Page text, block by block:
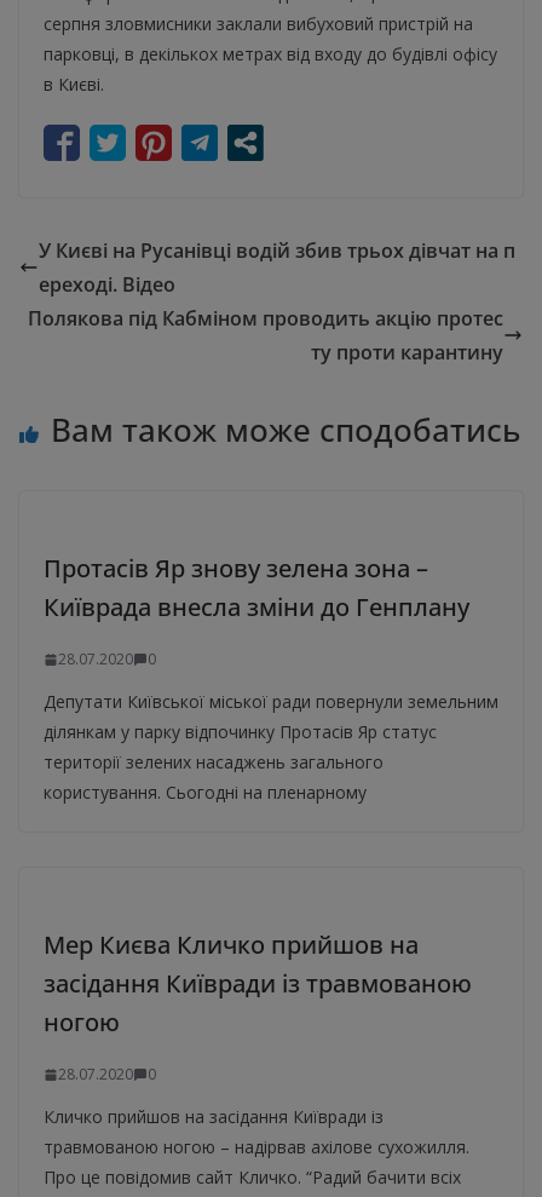
серпня зловмисники заклали вибуховий пристрій на
парковці, в декількох метрах від входу до будівлі офісу
в Києві.
У Києві на Русанівці водій збив трьох дівчат на п
ереході. Відео
Полякова під Кабміном проводить акцію протес
ту проти карантину
Вам також може сподобатись
Протасів Яр знову зелена зона –
Київрада внесла зміни до Генплану
28.07.2020 0
Депутати Київської міської ради повернули земельним
ділянкам у парку відпочинку Протасів Яр статус
території зелених насаджень загального
користування. Сьогодні на пленарному
Мер Києва Кличко прийшов на
засідання Київради із травмованою
ногою
28.07.2020 0
Кличко прийшов на засідання Київради із
травмованою ногою – надірвав ахілове сухожилля.
Про це повідомив сайт Кличко. “Радий бачити всіх